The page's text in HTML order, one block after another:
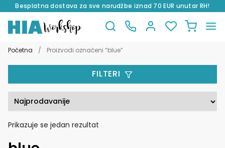
Besplatna dostava za sve narudžbe iznad 70 EUR unutar RH!
na
do
Početna / Proizvodi označeni “blue”
Prikazuje se jedan rezultat
FILTERI